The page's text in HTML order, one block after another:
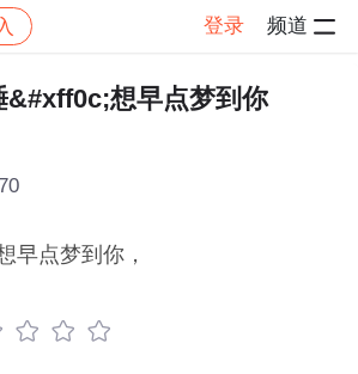
登录 频道
感慨 帖子详情
&#xff0c;想早点梦到你
早点梦到你，